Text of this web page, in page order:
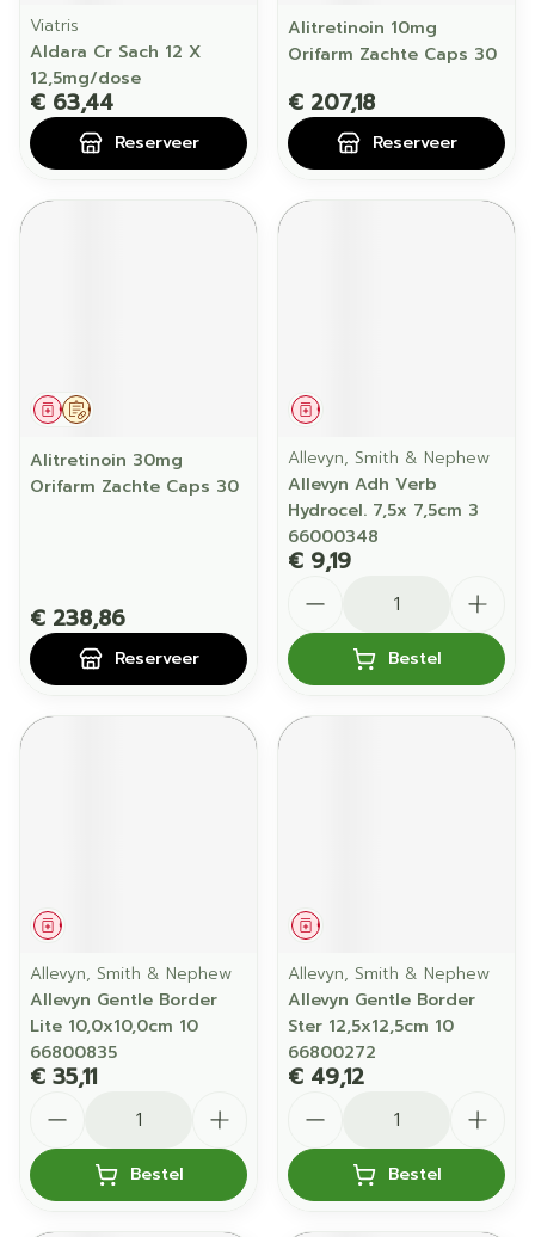
Viatris
Aldara Cr Sach 12 X
12,5mg/dose
€ 63,44
Reserveer
Alitretinoin 10mg
Orifarm Zachte Caps 30
€ 207,18
Reserveer
Op voorschrift
Geneesmiddel
Alitretinoin 30mg
Orifarm Zachte Caps 30
€ 238,86
Reserveer
Geneesmiddel
Allevyn, Smith & Nephew
Allevyn Adh Verb
Hydrocel. 7,5x 7,5cm 3
66000348
€ 9,19
Bestel
Geneesmiddel
Allevyn, Smith & Nephew
Allevyn Gentle Border
Lite 10,0x10,0cm 10
66800835
€ 35,11
Bestel
Geneesmiddel
Allevyn, Smith & Nephew
Allevyn Gentle Border
Ster 12,5x12,5cm 10
66800272
€ 49,12
Bestel